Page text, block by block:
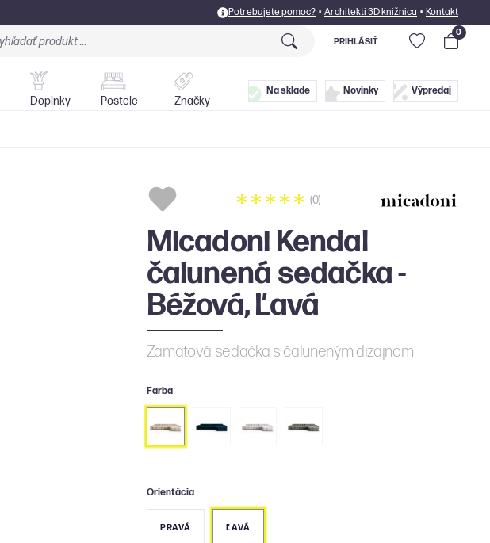
Potrebujete pomoc? • Architekti 3D knižnica • Kontakt
Svietidlá Doplnky Postele
PRIHLÁSIŤ
0
Doplnky Postele Značky
Na sklade Novinky Výpredaj
(0)
Micadoni Kendal
čalunená sedačka -
Béžová, Ľavá
Zamatová sedačka s čaluneným dizajnom
Farba
Orientácia
PRAVÁ ĽAVÁ